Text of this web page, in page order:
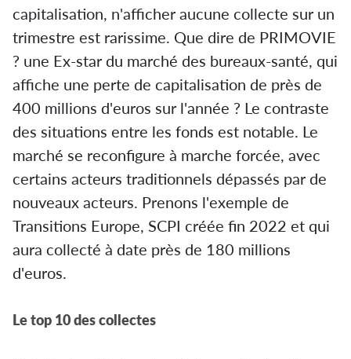
capitalisation, n'afficher aucune collecte sur un
trimestre est rarissime. Que dire de PRIMOVIE
? une Ex-star du marché des bureaux-santé, qui
affiche une perte de capitalisation de près de
400 millions d'euros sur l'année ? Le contraste
des situations entre les fonds est notable. Le
marché se reconfigure à marche forcée, avec
certains acteurs traditionnels dépassés par de
nouveaux acteurs. Prenons l'exemple de
Transitions Europe, SCPI créée fin 2022 et qui
aura collecté à date près de 180 millions
d'euros.
Le top 10 des collectes